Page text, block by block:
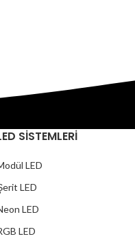
SİSTEMLERİ
LED
LED
LED
LED